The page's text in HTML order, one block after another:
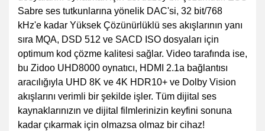
Sabre ses tutkunlarına yönelik DAC'si, 32 bit/768
kHz'e kadar Yüksek Çözünürlüklü ses akışlarının yanı
sıra MQA, DSD 512 ve SACD ISO dosyaları için
optimum kod çözme kalitesi sağlar. Video tarafında ise,
bu Zidoo UHD8000 oynatıcı, HDMI 2.1a bağlantısı
aracılığıyla UHD 8K ve 4K HDR10+ ve Dolby Vision
akışlarını verimli bir şekilde işler. Tüm dijital ses
kaynaklarınızın ve dijital filmlerinizin keyfini sonuna
kadar çıkarmak için olmazsa olmaz bir cihaz!